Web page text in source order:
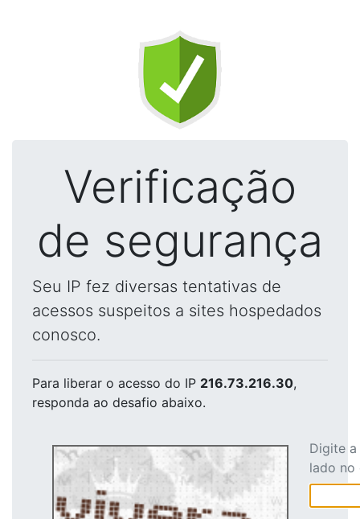
Verificação
de segurança
Seu IP fez diversas tentativas de
acessos suspeitos a sites hospedados
conosco.
Para liberar o acesso do IP 216.73.216.30,
responda ao desafio abaixo.
Digite
lado no